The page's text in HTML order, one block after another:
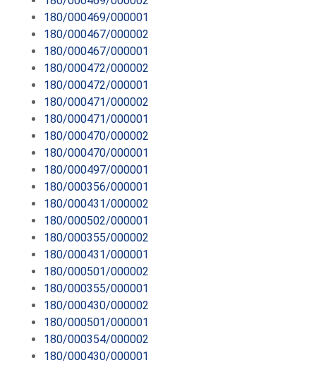
180/000469/000001
180/000467/000002
180/000467/000001
180/000472/000002
180/000472/000001
180/000471/000002
180/000471/000001
180/000470/000002
180/000470/000001
180/000497/000001
180/000356/000001
180/000431/000002
180/000502/000001
180/000355/000002
180/000431/000001
180/000501/000002
180/000355/000001
180/000430/000002
180/000501/000001
180/000354/000002
180/000430/000001